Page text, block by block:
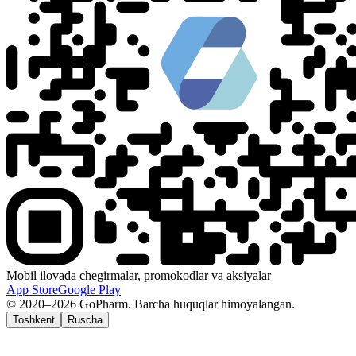
Mobil ilovada chegirmalar, promokodlar va aksiyalar
App StoreGoogle Play
© 2020–2026 GoPharm. Barcha huquqlar himoyalangan.
Toshkent Ruscha